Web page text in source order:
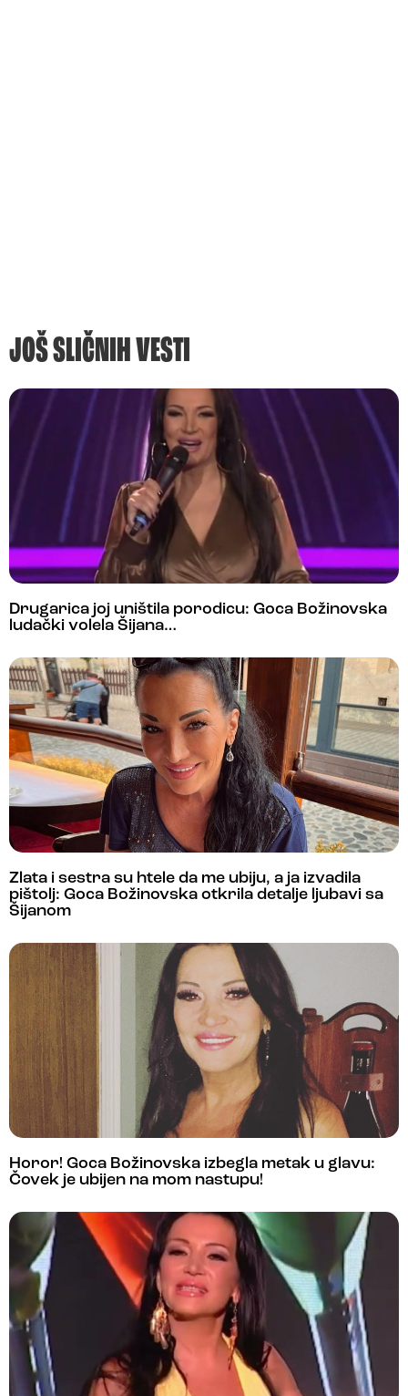
JOŠ SLIČNIH VESTI
Drugarica joj uništila porodicu: Goca Božinovska
ludački volela Šijana…
Zlata i sestra su htele da me ubiju, a ja izvadila
pištolj: Goca Božinovska otkrila detalje ljubavi sa
Šijanom
Horor! Goca Božinovska izbegla metak u glavu:
Čovek je ubijen na mom nastupu!